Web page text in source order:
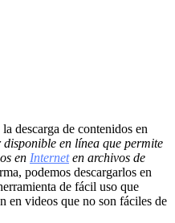
descarga de contenidos en
disponible en línea que permite
en Interneten archivos de
podemos descargarlos en
de fácil uso que
en videos que no son fáciles de